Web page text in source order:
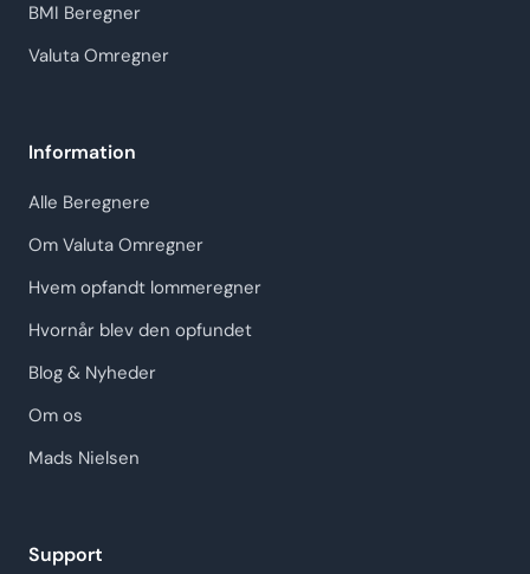
BMI Beregner
Valuta Omregner
Information
Alle Beregnere
Om Valuta Omregner
Hvem opfandt lommeregner
Hvornår blev den opfundet
Blog & Nyheder
Om os
Mads Nielsen
Support